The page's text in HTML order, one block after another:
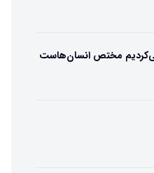
مختص انسان‌هاست